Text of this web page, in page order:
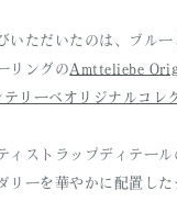
いただいたのは、ブル
リングのAmtteliebe
リーベオリジナルコレ
ィストラップディテー
リーを華やかに配置し